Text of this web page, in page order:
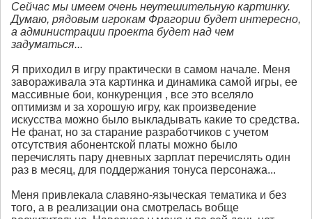
Сейчас мы имеем очень неутешительную картинку.
Думаю, рядовым игрокам Фрагории будет интересно,
а администрации проекта будет над чем
задуматься...
Я приходил в игру практически в самом начале. Меня
завораживала эта картинка и динамика самой игры, ее
массивные бои, конкуренция , все это вселяло
оптимизм и за хорошую игру, как произведение
искусства можно было выкладывать какие то средства.
Не фанат, но за старание разработчиков с учетом
отсутствия абонентской платы можно было
перечислять пару дневных зарплат перечислять один
раз в месяц, для поддержания тонуса персонажа...
Меня привлекала славяно-языческая тематика и без
того, а в реализации она смотрелась вобще